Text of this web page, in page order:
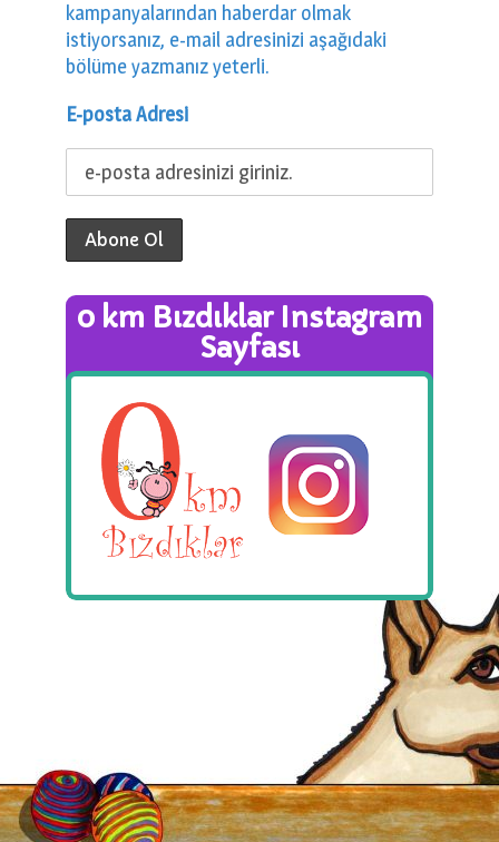
kampanyalarından haberdar olmak
istiyorsanız, e-mail adresinizi aşağıdaki
bölüme yazmanız yeterli.
E-posta Adresi
0 km Bızdıklar Instagram
Sayfası